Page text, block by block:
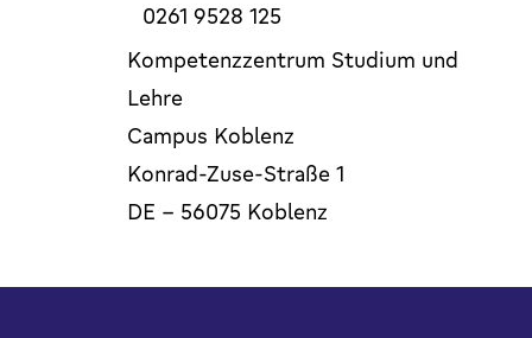
0261 9528 125
Kompetenzzentrum Studium und
Lehre
Campus Koblenz
Konrad-Zuse-Straße 1
DE - 56075 Koblenz